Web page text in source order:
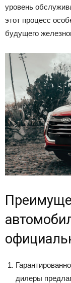
уровень
этот процесс
будущего
дилеры